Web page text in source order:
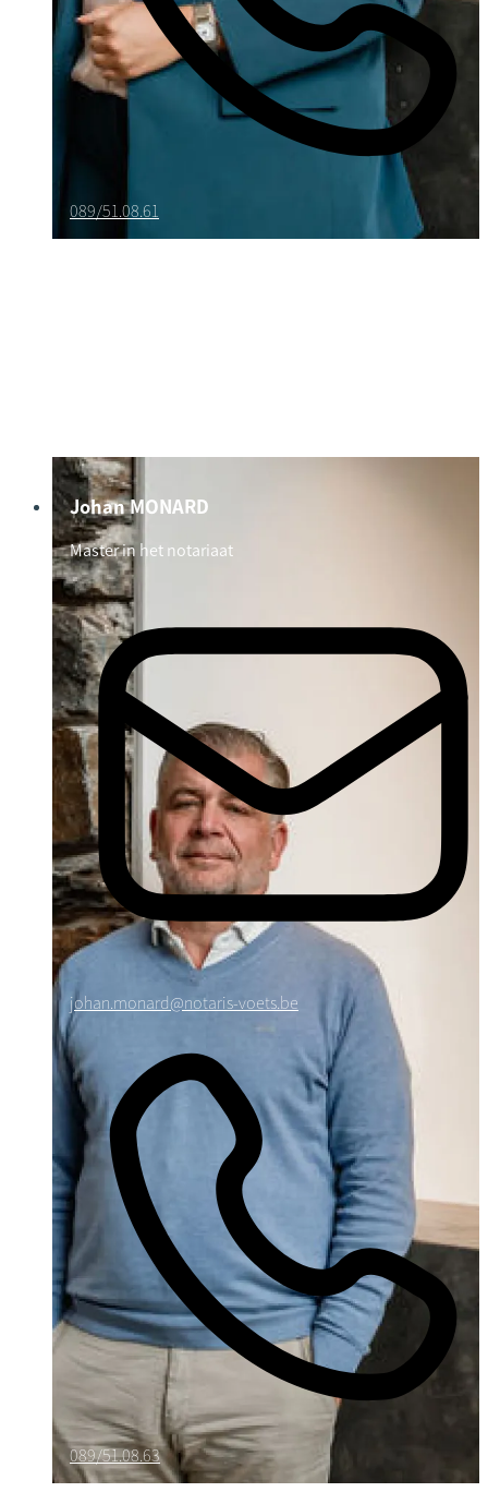
089/51.08.61
Johan MONARD
Master in het notariaat
johan.monard@notaris-voets.be
089/51.08.63